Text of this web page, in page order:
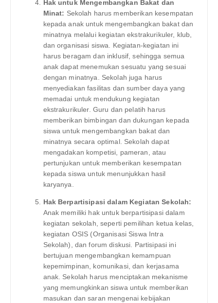
Hak untuk Mengembangkan Bakat dan
Minat: Sekolah harus memberikan kesempatan
kepada anak untuk mengembangkan bakat dan
minatnya melalui kegiatan ekstrakurikuler, klub,
dan organisasi siswa. Kegiatan-kegiatan ini
harus beragam dan inklusif, sehingga semua
anak dapat menemukan sesuatu yang sesuai
dengan minatnya. Sekolah juga harus
menyediakan fasilitas dan sumber daya yang
memadai untuk mendukung kegiatan
ekstrakurikuler. Guru dan pelatih harus
memberikan bimbingan dan dukungan kepada
siswa untuk mengembangkan bakat dan
minatnya secara optimal. Sekolah dapat
mengadakan kompetisi, pameran, atau
pertunjukan untuk memberikan kesempatan
kepada siswa untuk menunjukkan hasil
karyanya.
Hak Berpartisipasi dalam Kegiatan Sekolah:
Anak memiliki hak untuk berpartisipasi dalam
kegiatan sekolah, seperti pemilihan ketua kelas,
kegiatan OSIS (Organisasi Siswa Intra
Sekolah), dan forum diskusi. Partisipasi ini
bertujuan mengembangkan kemampuan
kepemimpinan, komunikasi, dan kerjasama
anak. Sekolah harus menciptakan mekanisme
yang memungkinkan siswa untuk memberikan
masukan dan saran mengenai kebijakan